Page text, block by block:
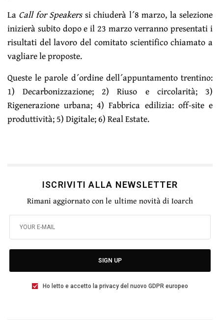
La Call for Speakerssi chiuderà l´8 marzo, la selezione
inizierà subito dopo e il 23 marzo verranno presentati i
risultati del lavoro del comitato scientifico chiamato a
vagliare le proposte.
Queste le parole d´ordine dell´appuntamento trentino:
1) Decarbonizzazione; 2) Riuso e circolarità; 3)
Rigenerazione urbana; 4) Fabbrica edilizia: off-site e
produttività; 5) Digitale; 6) Real Estate.
ISCRIVITI ALLA NEWSLETTER
Rimani aggiornato con le ultime novità di Ioarch
SIGN UP
Ho letto e accetto la privacy del nuovo GDPR europeo